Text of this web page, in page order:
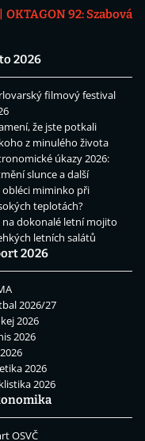
OKTAGON 92: Szabová
2026
filmový festival
že jste potkali
z minulého života
úkazy 2026:
slunce a další
obléci miminko při
teplotách?
na dokonalé letní mojito
letních salátů
2026
2026/27
2026
2026
2026
2026
OSVČ